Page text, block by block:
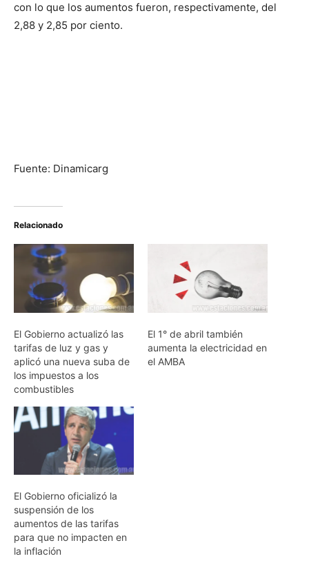
con lo que los aumentos fueron, respectivamente, del
2,88 y 2,85 por ciento.
Fuente: Dinamicarg
Relacionado
El Gobierno actualizó las
tarifas de luz y gas y
aplicó una nueva suba de
los impuestos a los
combustibles
El 1° de abril también
aumenta la electricidad en
el AMBA
El Gobierno oficializó la
suspensión de los
aumentos de las tarifas
para que no impacten en
la inflación